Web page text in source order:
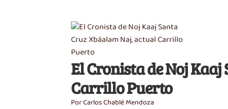
Saltar
a
navegación
Ir
al
contenido
El Cronista de Noj
Carrillo Puerto
Por Carlos Chablé Mendoza